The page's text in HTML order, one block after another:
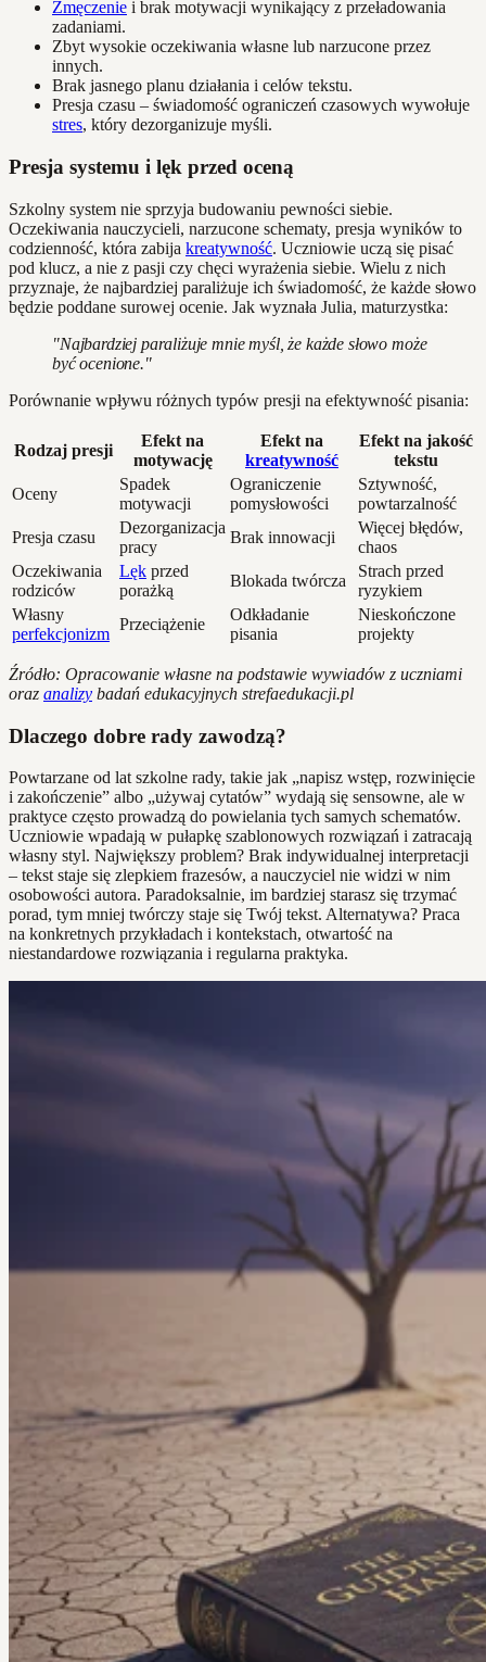
Zmęczenie i brak motywacji wynikający z przeładowania
zadaniami.
Zbyt wysokie oczekiwania własne lub narzucone przez
innych.
Brak jasnego planu działania i celów tekstu.
Presja czasu – świadomość ograniczeń czasowych wywołuje
stres, który dezorganizuje myśli.
Presja systemu i lęk przed oceną
Szkolny system nie sprzyja budowaniu pewności siebie.
Oczekiwania nauczycieli, narzucone schematy, presja wyników to
codzienność, która zabija kreatywność. Uczniowie uczą się pisać
pod klucz, a nie z pasji czy chęci wyrażenia siebie. Wielu z nich
przyznaje, że najbardziej paraliżuje ich świadomość, że każde słowo
będzie poddane surowej ocenie. Jak wyznała Julia, maturzystka:
"Najbardziej paraliżuje mnie myśl, że każde słowo może
być ocenione."
Porównanie wpływu różnych typów presji na efektywność pisania:
Rodzaj presji
Efekt na
motywację
Efekt na
kreatywność
Efekt na jakość
tekstu
Oceny
Spadek
motywacji
Ograniczenie
pomysłowości
Sztywność,
powtarzalność
Presja czasu
Dezorganizacja
pracy
Brak innowacji
Więcej błędów,
chaos
Oczekiwania
rodziców
Lęk przed
porażką
Blokada twórcza
Strach przed
ryzykiem
Własny
perfekcjonizm
Przeciążenie
Odkładanie
pisania
Nieskończone
projekty
Źródło: Opracowanie własne na podstawie wywiadów z uczniami
oraz analizy badań edukacyjnych strefaedukacji.pl
Dlaczego dobre rady zawodzą?
Powtarzane od lat szkolne rady, takie jak „napisz wstęp, rozwinięcie
i zakończenie” albo „używaj cytatów” wydają się sensowne, ale w
praktyce często prowadzą do powielania tych samych schematów.
Uczniowie wpadają w pułapkę szablonowych rozwiązań i zatracają
własny styl. Największy problem? Brak indywidualnej interpretacji
– tekst staje się zlepkiem frazesów, a nauczyciel nie widzi w nim
osobowości autora. Paradoksalnie, im bardziej starasz się trzymać
porad, tym mniej twórczy staje się Twój tekst. Alternatywa? Praca
na konkretnych przykładach i kontekstach, otwartość na
niestandardowe rozwiązania i regularna praktyka.